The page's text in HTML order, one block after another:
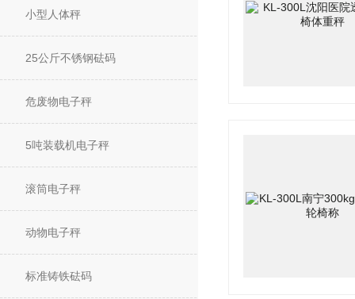
小型人体秤
25公斤不锈钢砝码
危废物电子秤
5吨装载机电子秤
滚筒电子秤
动物电子秤
标准铸铁砝码